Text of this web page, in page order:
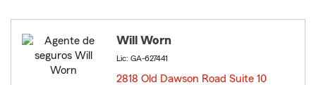
Will Worn
Lic: GA-627441
2818 Old Dawson Road Suite 10